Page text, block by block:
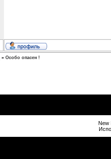
» Особо опасен !
New